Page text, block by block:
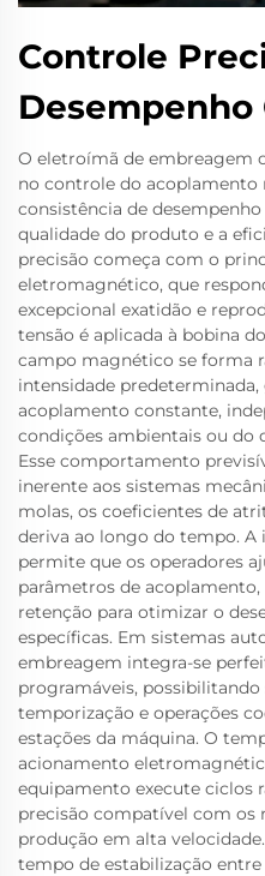
Controle
O eletroímã de embreagem
no controle do
consistência de
qualidade do produto e a
precisão começa com o
eletromagnético, que
excepcional exatidão e
tensão é aplicada à bobina
campo magnético se forma
intensidade
acoplamento constante,
condições ambientais ou do
Esse comportamento
inerente aos sistemas
molas, os coeficientes de
deriva ao longo do tempo.
permite que os operadores
parâmetros de
retenção para otimizar o
específicas. Em sistemas
embreagem integra-se
programáveis,
temporização e operações
estações da máquina. O
acionamento
equipamento execute ciclos
precisão compatível com os
produção em alta
tempo de estabilização